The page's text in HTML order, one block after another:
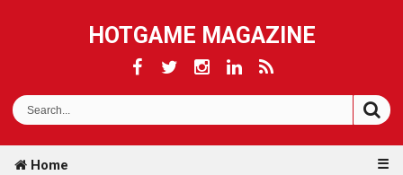
HOTGAME MAGAZINE
Home ☰